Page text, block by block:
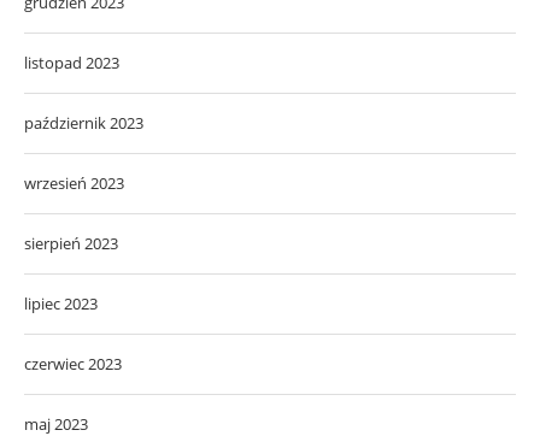
listopad 2023
październik 2023
wrzesień 2023
sierpień 2023
lipiec 2023
czerwiec 2023
maj 2023